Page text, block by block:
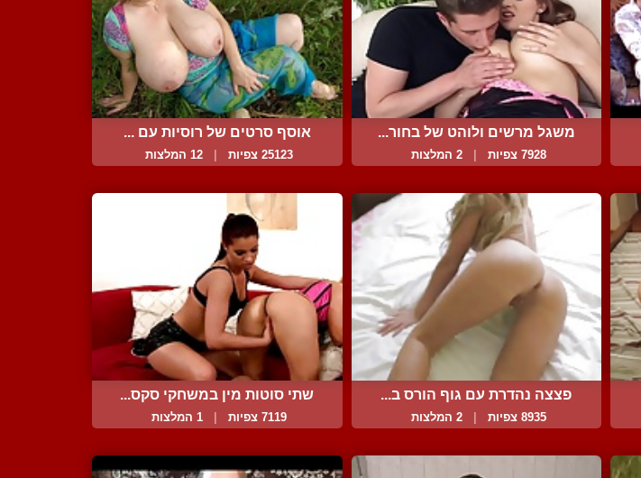
משגל מרשים ולוהט של בחור...
7928 צפיות 2 המלצות
אוסף סרטים של רוסיות עם ...
25123 צפיות 12 המלצות
פצצה נהדרת עם גוף הורס ב...
8935 צפיות 2 המלצות
שתי סוטות מין במשחקי סקס...
7119 צפיות 1 המלצות